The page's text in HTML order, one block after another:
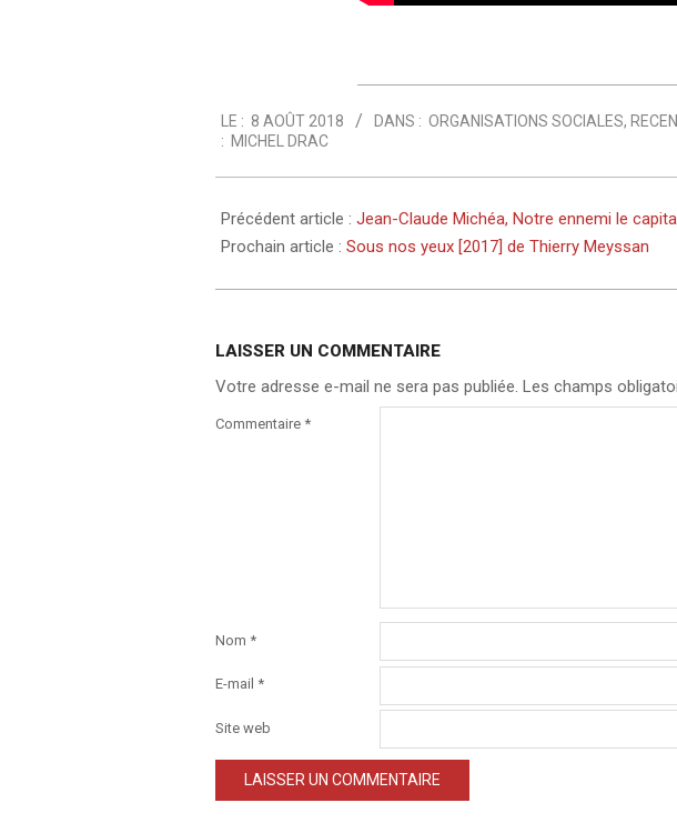
08-
08
LE : 8 AOÛT 2018 DANS : ORGANISATIONS SOCIALES,
: MICHEL DRAC
Précédent article :Jean-Claude Michéa, Notre ennemi le
Prochain article :Sous nos yeux [2017] de Thierry Meyssan
LAISSER UN COMMENTAIRE
Votre adresse e-mail ne sera pas publiée. Les champs
Commentaire *
Nom *
E-mail *
Site web